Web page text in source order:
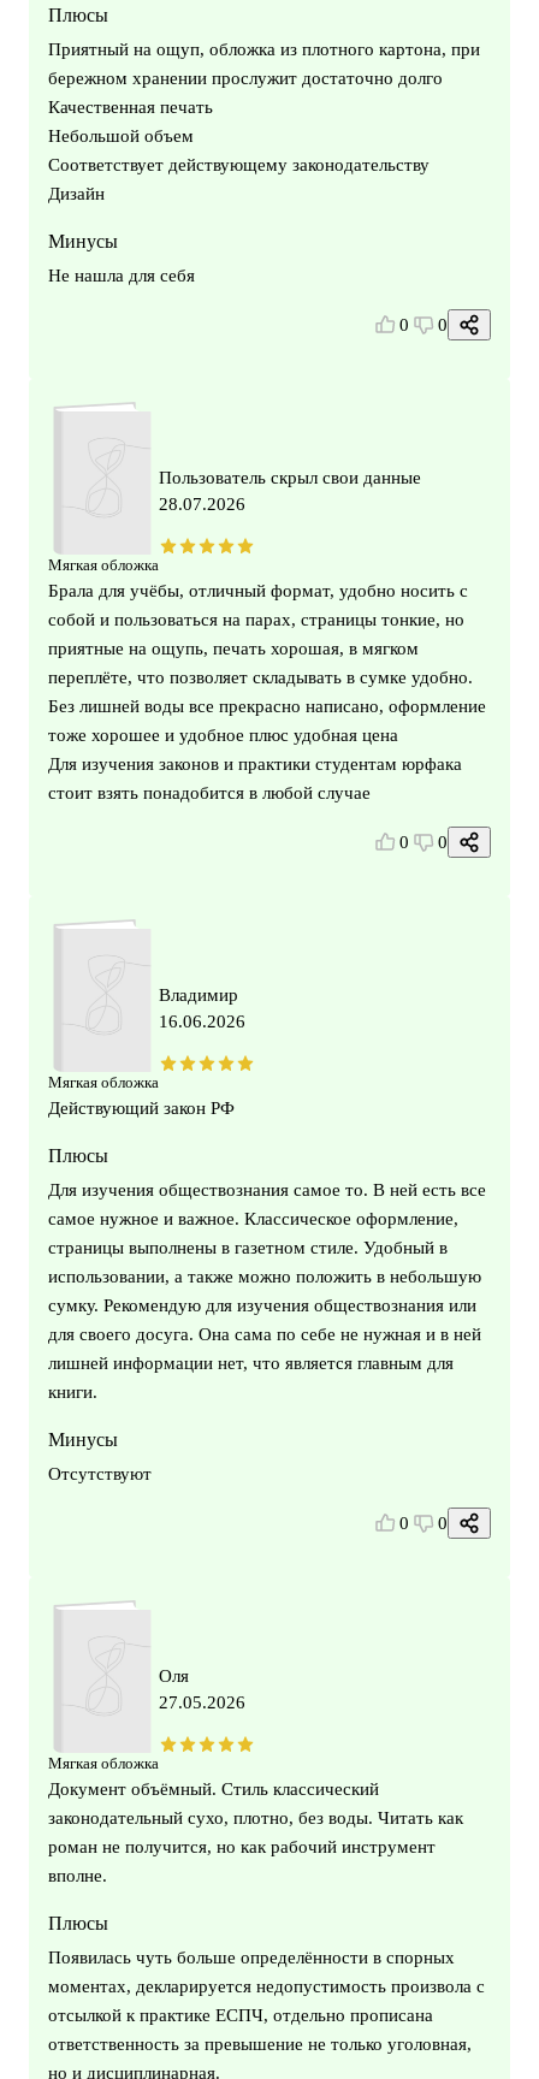
Плюсы
Приятный на ощуп, обложка из плотного картона, при
бережном хранении прослужит достаточно долго
Качественная печать
Небольшой объем
Соответствует действующему законодательству
Дизайн
Минусы
Не нашла для себя
0 0
Мягкая обложка
Пользователь скрыл свои данные
28.07.2026
Брала для учёбы, отличный формат, удобно носить с
собой и пользоваться на парах, страницы тонкие, но
приятные на ощупь, печать хорошая, в мягком
переплёте, что позволяет складывать в сумке удобно.
Без лишней воды все прекрасно написано, оформление
тоже хорошее и удобное плюс удобная цена
Для изучения законов и практики студентам юрфака
стоит взять понадобится в любой случае
0 0
Мягкая обложка
Владимир
16.06.2026
Действующий закон РФ
Плюсы
Для изучения обществознания самое то. В ней есть все
самое нужное и важное. Классическое оформление,
страницы выполнены в газетном стиле. Удобный в
использовании, а также можно положить в небольшую
сумку. Рекомендую для изучения обществознания или
для своего досуга. Она сама по себе не нужная и в ней
лишней информации нет, что является главным для
книги.
Минусы
Отсутствуют
0 0
Мягкая обложка
Оля
27.05.2026
Документ объёмный. Стиль классический
законодательный сухо, плотно, без воды. Читать как
роман не получится, но как рабочий инструмент
вполне.
Плюсы
Появилась чуть больше определённости в спорных
моментах, декларируется недопустимость произвола с
отсылкой к практике ЕСПЧ, отдельно прописана
ответственность за превышение не только уголовная,
но и дисциплинарная.